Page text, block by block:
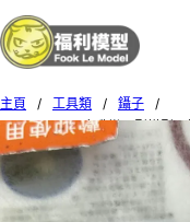
主頁 / 工具類 / 鑷子
/
MADWORKS 鷹嘴彎刃型模型